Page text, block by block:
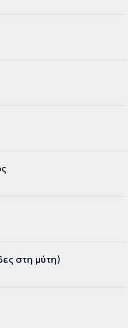
στη μύτη)